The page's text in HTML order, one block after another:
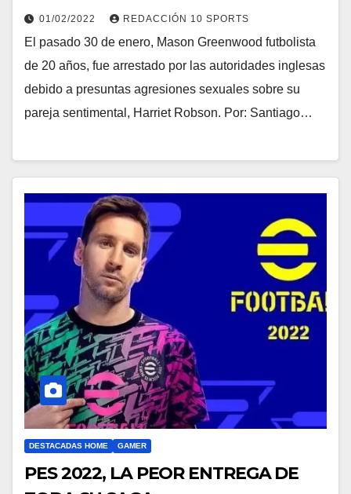
01/02/2022 REDACCIÓN 10 SPORTS
El pasado 30 de enero, Mason Greenwood futbolista
de 20 años, fue arrestado por las autoridades inglesas
debido a presuntas agresiones sexuales sobre su
pareja sentimental, Harriet Robson. Por: Santiago…
DESTACADAS HOME GAMER
PES 2022, LA PEOR ENTREGA DE